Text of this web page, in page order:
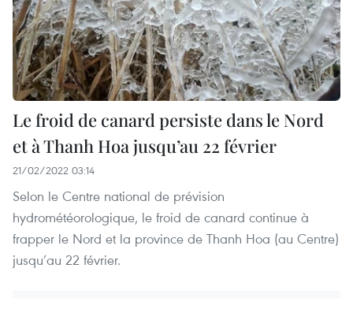
Le froid de canard persiste dans le Nord
et à Thanh Hoa jusqu’au 22 février
21/02/2022 03:14
Selon le Centre national de prévision
hydrométéorologique, le froid de canard continue à
frapper le Nord et la province de Thanh Hoa (au Centre)
jusqu’au 22 février.